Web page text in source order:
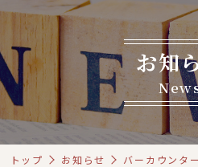
お知
トップ お知らせ